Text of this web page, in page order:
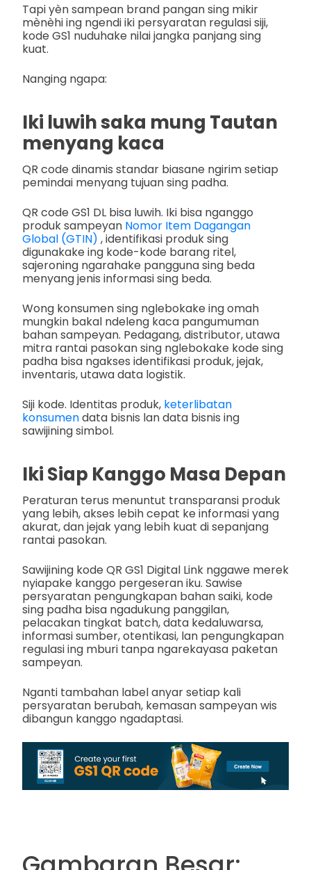
Tapi yèn sampean brand pangan sing mikir
mènèhi ing ngendi iki persyaratan regulasi siji,
kode GS1 nuduhake nilai jangka panjang sing
kuat.
Nanging ngapa:
Iki luwih saka mung Tautan
menyang kaca
QR code dinamis standar biasane ngirim setiap
pemindai menyang tujuan sing padha.
QR code GS1 DL bisa luwih. Iki bisa nganggo
produk sampeyan Nomor Item Dagangan
Global (GTIN) , identifikasi produk sing
digunakake ing kode-kode barang ritel,
sajeroning ngarahake pangguna sing beda
menyang jenis informasi sing beda.
Wong konsumen sing nglebokake ing omah
mungkin bakal ndeleng kaca pangumuman
bahan sampeyan. Pedagang, distributor, utawa
mitra rantai pasokan sing nglebokake kode sing
padha bisa ngakses identifikasi produk, jejak,
inventaris, utawa data logistik.
Siji kode. Identitas produk, keterlibatan
konsumendata bisnis lan data bisnis ing
sawijining simbol.
Iki Siap Kanggo Masa Depan
Peraturan terus menuntut transparansi produk
yang lebih, akses lebih cepat ke informasi yang
akurat, dan jejak yang lebih kuat di sepanjang
rantai pasokan.
Sawijining kode QR GS1 Digital Link nggawe merek
nyiapake kanggo pergeseran iku. Sawise
persyaratan pengungkapan bahan saiki, kode
sing padha bisa ngadukung panggilan,
pelacakan tingkat batch, data kedaluwarsa,
informasi sumber, otentikasi, lan pengungkapan
regulasi ing mburi tanpa ngarekayasa paketan
sampeyan.
Nganti tambahan label anyar setiap kali
persyaratan berubah, kemasan sampeyan wis
dibangun kanggo ngadaptasi.